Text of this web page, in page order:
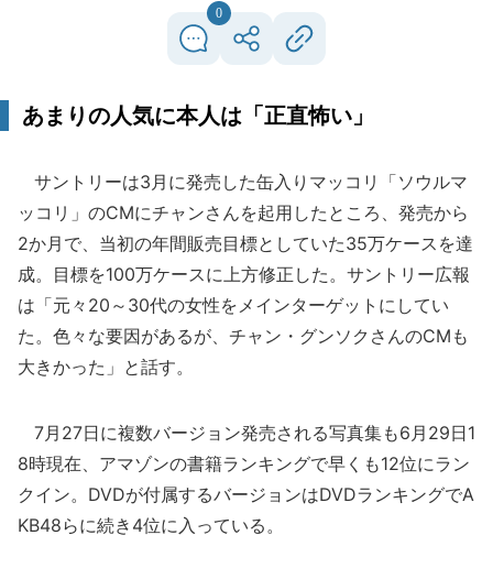
0
あまりの人気に本人は「正直怖い」
サントリーは3月に発売した缶入りマッコリ「ソウルマ
ッコリ」のCMにチャンさんを起用したところ、発売から
2か月で、当初の年間販売目標としていた35万ケースを達
成。目標を100万ケースに上方修正した。サントリー広報
は「元々20～30代の女性をメインターゲットにしてい
た。色々な要因があるが、チャン・グンソクさんのCMも
大きかった」と話す。
7月27日に複数バージョン発売される写真集も6月29日1
8時現在、アマゾンの書籍ランキングで早くも12位にラン
クイン。DVDが付属するバージョンはDVDランキングでA
KB48らに続き4位に入っている。